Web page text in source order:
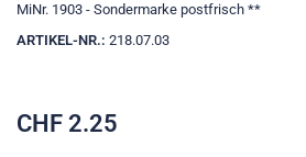
MiNr. 1903 - Sondermarke postfrisch **
ARTIKEL-NR.: 218.07.03
CHF 2.25